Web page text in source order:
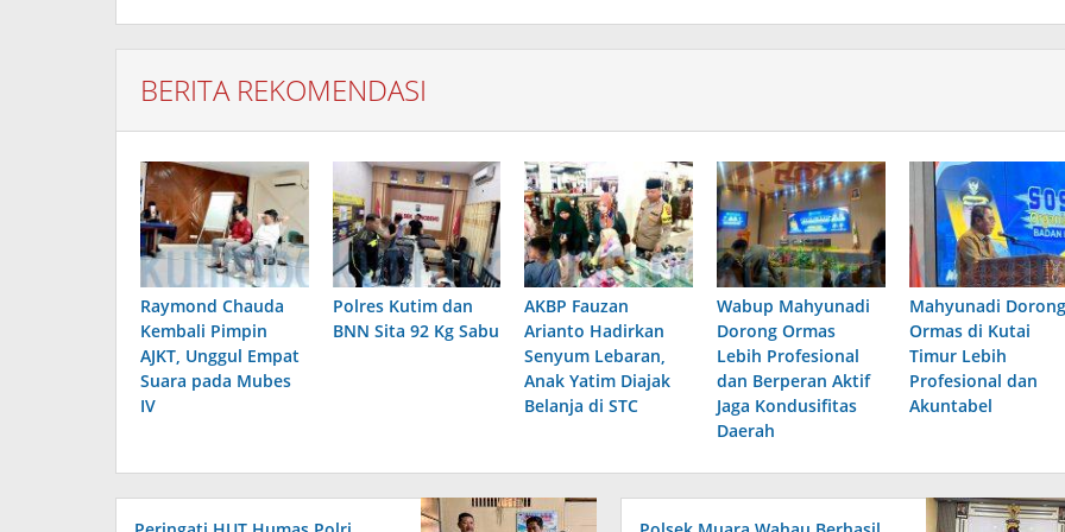
BERITA REKOMENDASI
Raymond Chauda
Kembali Pimpin
AJKT, Unggul Empat
Suara pada Mubes
IV
Polres Kutim dan
BNN Sita 92 Kg Sabu
AKBP Fauzan
Arianto Hadirkan
Senyum Lebaran,
Anak Yatim Diajak
Belanja di STC
Wabup Mahyunadi
Dorong Ormas
Lebih Profesional
dan Berperan Aktif
Jaga Kondusifitas
Daerah
Mahyunadi Dorong
Ormas di Kutai
Timur Lebih
Profesional dan
Akuntabel